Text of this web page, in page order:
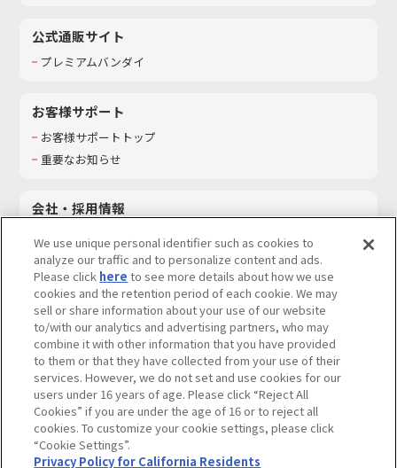
公式通販サイト
プレミアムバンダイ
お客様サポート
お客様サポートトップ
重要なお知らせ
会社・採用情報
採用情報
サステナビリティ
お問い合わせ
ウェブサイトご利用条件 ソーシャルメディアポリシー
個人情報及び特定個人情報等の取り扱いに関する保護方針
Do Not Sell or Share My Personal Information著作権・商標について
カスタマーハラスメントに対する基本的な対応方針
We use unique personal identifier such as cookies to
analyze our traffic and to personalize content and ads.
Please click here to see more details about how we use
cookies and the retention period of each cookie. We may
sell or share information about your use of our website
to/with our analytics and advertising partners, who may
combine it with other information that you have provided
to them or that they have collected from your use of their
services. However, we do not set and use cookies for our
users under 16 years of age. Please click “Reject All
Cookies” if you are under the age of 16 or to reject all
cookies. To customize your cookie settings, please click
“Cookie Settings”.
Privacy Policy for California Residents